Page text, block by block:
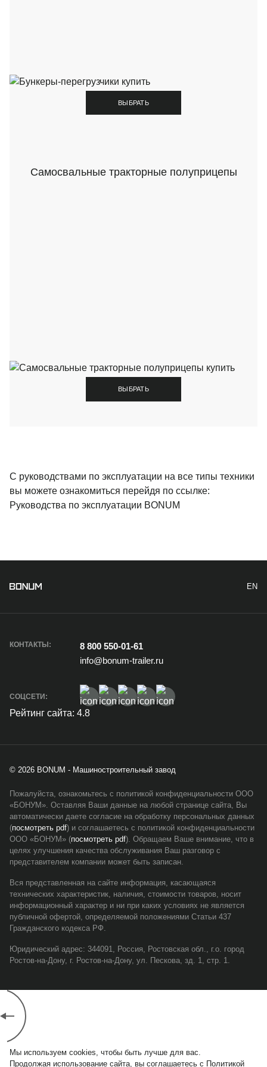
ВЫБРАТЬ
Самосвальные тракторные полуприцепы
ВЫБРАТЬ
С руководствами по эксплуатации на все типы техники
вы можете ознакомиться перейдя по ссылке:
Руководства по эксплуатации BONUM
EN
КОНТАКТЫ:
8 800 550-01-61
info@bonum-trailer.ru
СОЦСЕТИ:
Рейтинг сайта: 4.8
© 2026 BONUM - Машиностроительный завод
Пожалуйста, ознакомьтесь с политикой конфиденциальности ООО
«БОНУМ». Оставляя Ваши данные на любой странице сайта, Вы
автоматически даете согласие на обработку персональных данных
(посмотреть pdf) и соглашаетесь с политикой конфиденциальности
ООО «БОНУМ» (посмотреть pdf). Обращаем Ваше внимание, что в
целях улучшения качества обслуживания Ваш разговор с
представителем компании может быть записан.
Вся представленная на сайте информация, касающаяся
технических характеристик, наличия, стоимости товаров, носит
информационный характер и ни при каких условиях не является
публичной офертой, определяемой положениями Статьи 437
Гражданского кодекса РФ.
Юридический адрес: 344091, Россия, Ростовская обл., г.о. город
Ростов-на-Дону, г. Ростов-на-Дону, ул. Пескова, зд. 1, стр. 1.
Мы используем cookies, чтобы быть лучше для вас.
Продолжая использование сайта, вы соглашаетесь с Политикой